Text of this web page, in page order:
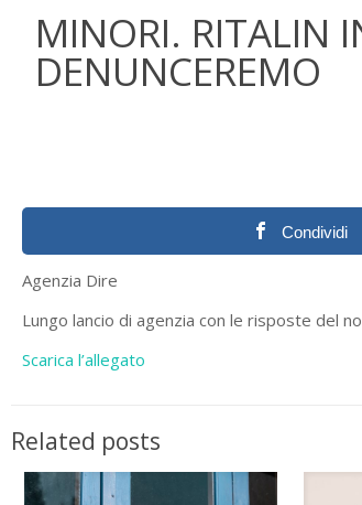
MINORI. RITALIN
DENUNCEREMO
Condividi
Agenzia Dire
Lungo lancio di agenzia con le risposte del
Scarica l’allegato
Related posts